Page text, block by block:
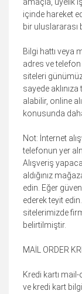
amaçla, üyelik
içinde hareket
bir uluslararası
Bilgi hattı veya
adres ve
siteleri
sayede
alabilir, online
konusunda
Not: İnternet
telefonun yer
Alışveriş
aldığınız
edin. Eğer
ederek teyit
sitelerimizde
belirtilmiştir.
MAİL ORDER
Kredi kartı
ve kredi kart